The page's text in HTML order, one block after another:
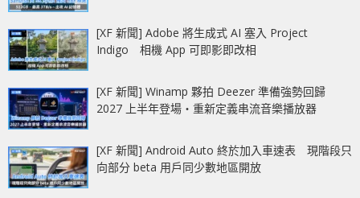
[XF 新聞] Adobe 將生成式 AI 塞入 Project
Indigo 相機 App 可即影即改相
[XF 新聞] Winamp 夥拍 Deezer 準備強勢回歸
2027 上半年登場‧重新定義串流音樂播放器
[XF 新聞] Android Auto 終於加入車速表 現階段只
向部分 beta 用戶同少數地區開放